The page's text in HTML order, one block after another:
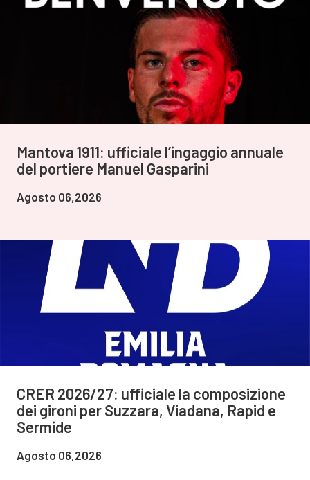
Mantova 1911: ufficiale l’ingaggio annuale
del portiere Manuel Gasparini
Agosto 06,2026
CRER 2026/27: ufficiale la composizione
dei gironi per Suzzara, Viadana, Rapid e
Sermide
Agosto 06,2026